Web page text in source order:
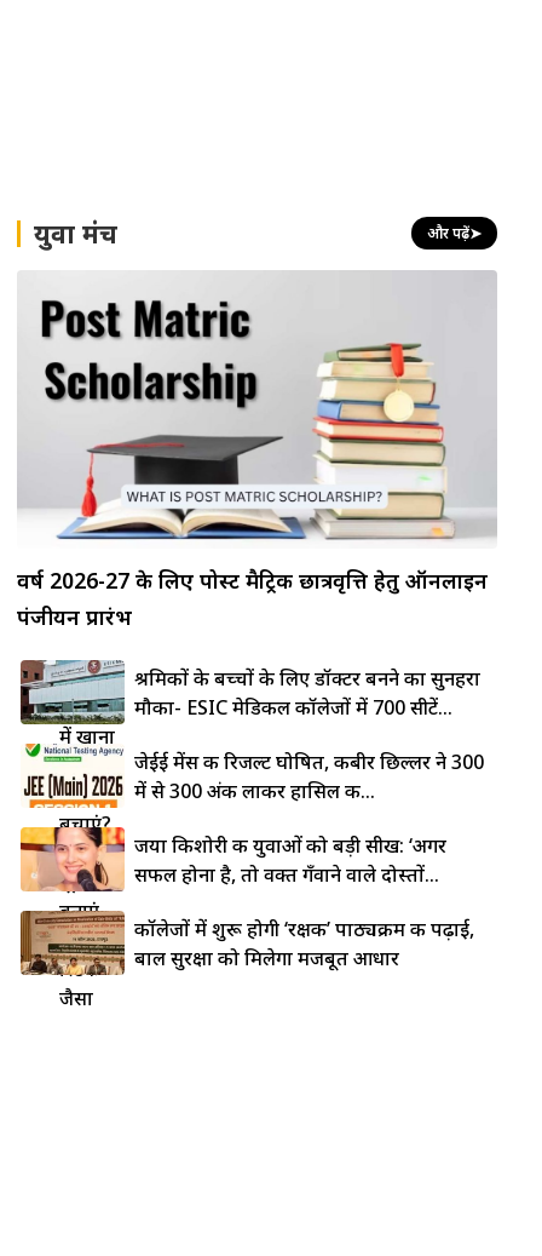
लोहे की
कड़ाही
में खाना
चिपकने
से कैसे
बचाएं?
5 देसी
ट्रिक्स से
बनाएं
नॉन-
स्टिक
जैसा
युवा मंच और पढ़ें➤
वर्ष 2026-27 के लिए पोस्ट मैट्रिक छात्रवृत्ति हेतु ऑनलाइन
पंजीयन प्रारंभ
श्रमिकों के बच्चों के लिए डॉक्टर बनने का सुनहरा
मौका- ESIC मेडिकल कॉलेजों में 700 सीटें...
जेईई मेंस की रिजल्ट घोषित, कबीर छिल्लर ने 300
में से 300 अंक लाकर हासिल की...
जया किशोरी की युवाओं को बड़ी सीख: ‘अगर
सफल होना है, तो वक्त गँवाने वाले दोस्तों...
कॉलेजों में शुरू होगी ‘रक्षक’ पाठ्यक्रम की पढ़ाई,
बाल सुरक्षा को मिलेगा मजबूत आधार